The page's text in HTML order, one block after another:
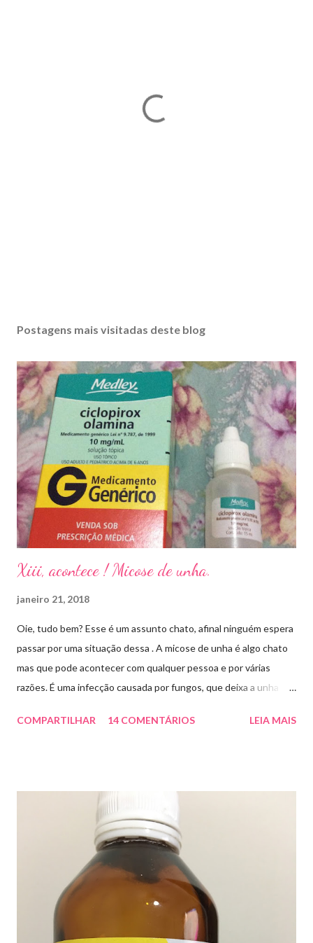
Postagens mais visitadas deste blog
Xiii, acontece ! Micose de unha.
janeiro 21, 2018
Oie, tudo bem? Esse é um assunto chato, afinal ninguém espera
passar por uma situação dessa . A micose de unha é algo chato
mas que pode acontecer com qualquer pessoa e por várias
razões. É uma infecção causada por fungos, que deixa a unha
descolar da pele. As causas mais comuns dessas micoses é por
micose de unha é feito com esmaltes antifúngicos ou remédios
orais ,ou para aplicação local receitados pelo dermatologista. O
tempo para tratamento pode variar de 06 meses a um ano. Para
quem prefere tratamentos caseiros , pode aplicar óleo de cravo
duas vezes ao dia. Eu já passei por isso, pelo uso de muito
sapato fechado e apertado . E utilizei o Ciclopirox olamina que é
um agente antifúngico sintético para tratamento dermatológico
COMPARTILHAR 14 COMENTÁRIOS LEIA MAIS